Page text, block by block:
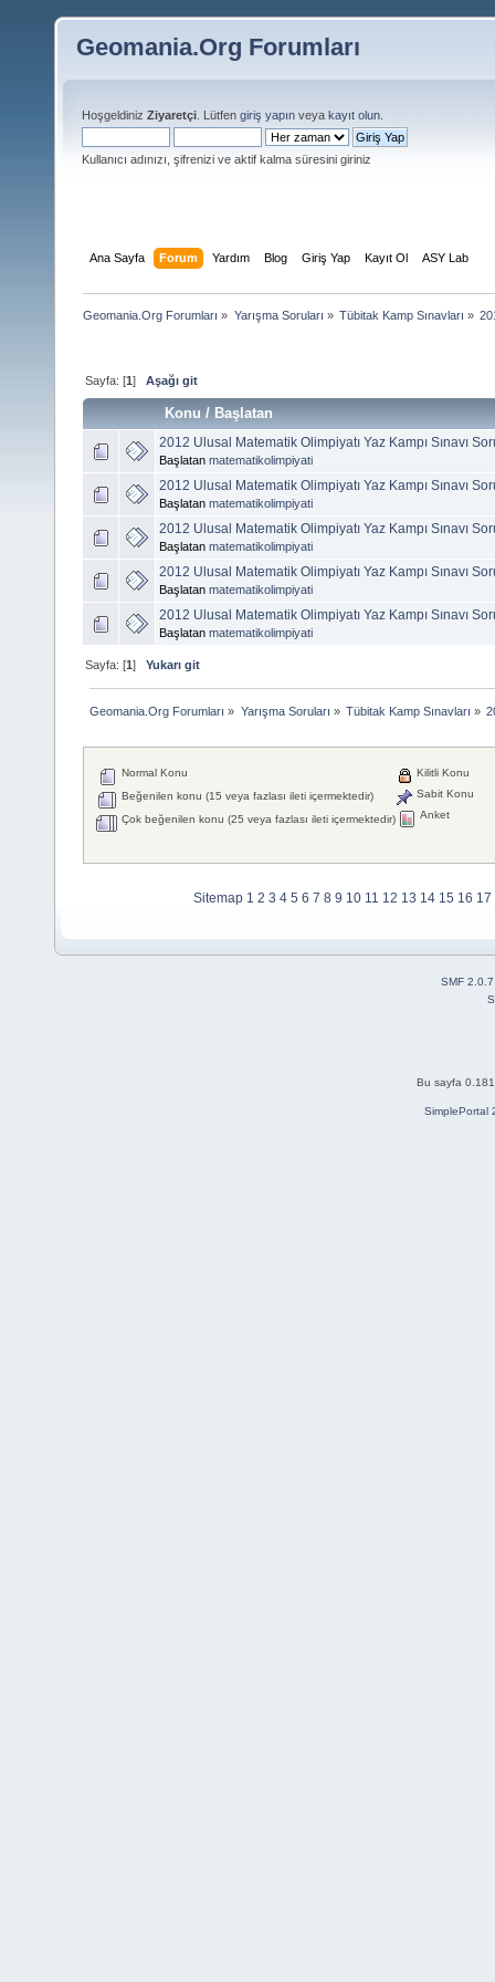
Geomania.Org Forumları
Hoşgeldiniz Ziyaretçi . Lütfen giriş yapın veya kayıt olun
Kullanıcı adınızı, şifrenizi ve aktif kalma süresini giriniz
Ana Sayfa Forum Yardım Blog Giriş Yap Kayıt Ol ASY Lab
Geomania.Org Forumları » Yarışma Soruları » Tübitak Kamp Sınavları »
Sayfa: [1]Aşağı git
Konu /Başlatan
2012 Ulusal Matematik Olimpiyatı Yaz Kampı Sınavı
Başlatan matematikolimpiyati
2012 Ulusal Matematik Olimpiyatı Yaz Kampı Sınavı
Başlatan matematikolimpiyati
2012 Ulusal Matematik Olimpiyatı Yaz Kampı Sınavı
Başlatan matematikolimpiyati
2012 Ulusal Matematik Olimpiyatı Yaz Kampı Sınavı
Başlatan matematikolimpiyati
2012 Ulusal Matematik Olimpiyatı Yaz Kampı Sınavı
Başlatan matematikolimpiyati
Sayfa: [1]Yukarı git
Geomania.Org Forumları » Yarışma Soruları » Tübitak Kamp Sınavları »
Normal Konu
Beğenilen konu (15 veya fazlası ileti içermektedir)
Çok beğenilen konu (25 veya fazlası ileti içermektedir)
Kilitli Konu
Sabit Konu
Anket
Sitemap 1 2 3 4 5 6 7 8 9 10 11 12 13 14 15 16 17
SMF 2.0.7
Bu sayfa
SimplePortal